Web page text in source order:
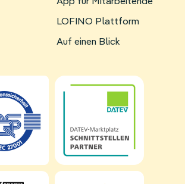
LOFINO Plattform
Auf einen Blick